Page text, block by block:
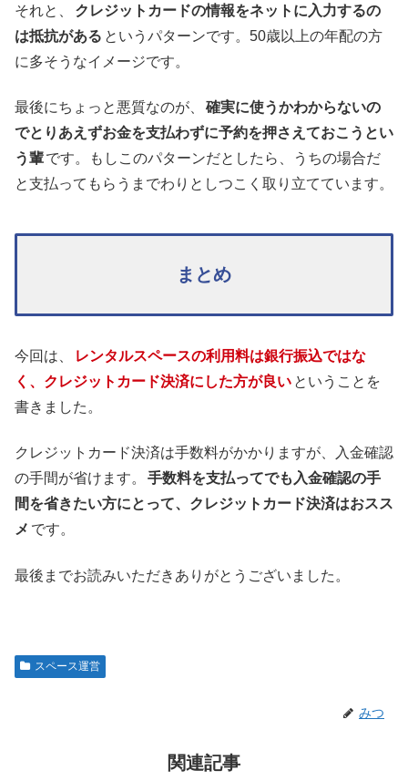
それと、
クレジットカードの情報をネットに入力するの
は抵抗がある というパターンです。50歳以上の年配の方
に多そうなイメージです。
最後にちょっと悪質なのが、
確実に使うかわからないの
でとりあえずお金を支払わずに予約を押さえておこうとい
う輩です。もしこのパターンだとしたら、うちの場合だ
と支払ってもらうまでわりとしつこく取り立てています。
まとめ
今回は、
レンタルスペースの利用料は銀行振込ではな
く、クレジットカード決済にした方が良い ということを
書きました。
クレジットカード決済は手数料がかかりますが、入金確認
の手間が省けます。
手数料を支払ってでも入金確認の手
間を省きたい方にとって、クレジットカード決済はおスス
メ です。
最後までお読みいただきありがとうございました。
スペース運営
みつ
関連記事